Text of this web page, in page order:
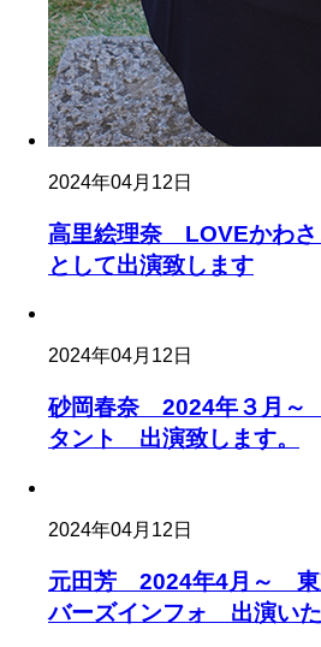
2024年04月12日
高里絵理奈 LOVEかわさ
として出演致します
2024年04月12日
砂岡春奈 2024年３月
タント 出演致します。
2024年04月12日
元田芳 2024年4月～
バーズインフォ 出演い